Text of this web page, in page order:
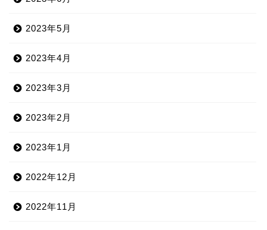
2023年5月
2023年4月
2023年3月
2023年2月
2023年1月
2022年12月
2022年11月